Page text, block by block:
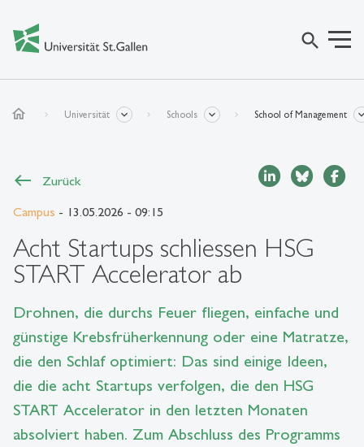
search
home Universität Schools School of Management
Zurück
Campus - 13.05.2026 - 09:15
Acht Startups schliessen HSG
START Accelerator ab
Drohnen, die durchs Feuer fliegen, einfache und
günstige Krebsfrüherkennung oder eine Matratze,
die den Schlaf optimiert: Das sind einige Ideen,
die die acht Startups verfolgen, die den HSG
START Accelerator in den letzten Monaten
absolviert haben. Zum Abschluss des Programms